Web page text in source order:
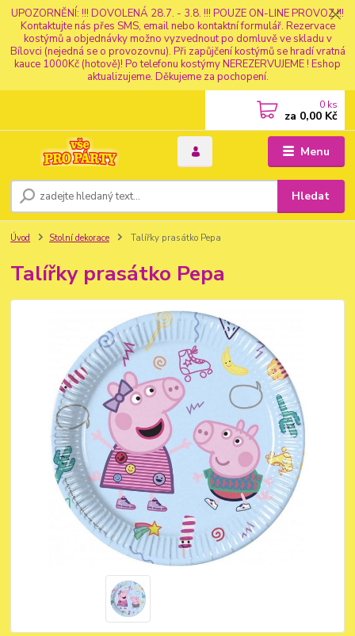
UPOZORNĚNÍ: !!! DOVOLENÁ 28.7. - 3.8. !!! POUZE ON-LINE PROVOZ !!!
Kontaktujte nás přes SMS, email nebo kontaktní formulář. Rezervace
kostýmů a objednávky možno vyzvednout po domluvě ve skladu v
Bílovci (nejedná se o provozovnu). Při zapůjčení kostýmů se hradí vratná
kauce 1000Kč (hotově)! Po telefonu kostýmy NEREZERVUJEME ! Eshop
aktualizujeme. Děkujeme za pochopení.
Menu
Hledat
0 ks
za 0,00 Kč
Úvod Stolní dekorace Talířky prasátko Pepa
Talířky prasátko Pepa